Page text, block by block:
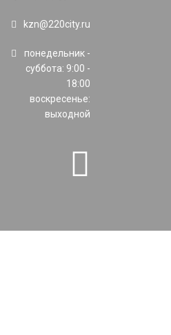
kzn@220city.ru
понедельник -
суббота: 9:00 -
18:00
воскресенье:
выходной